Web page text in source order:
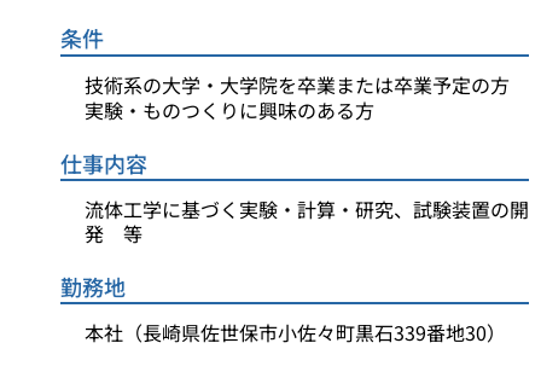
条件
技術系の大学・大学院を卒業または卒業予定の方
実験・ものつくりに興味のある方
仕事内容
流体工学に基づく実験・計算・研究、試験装置の開
発 等
勤務地
本社（長崎県佐世保市小佐々町黒石339番地30）